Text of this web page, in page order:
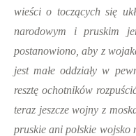
wieści o toczących się
narodowym i pruskim
postanowiono, aby z
jest małe oddziały w
resztę ochotników
teraz jeszcze wojny z
pruskie ani polskie wojsko